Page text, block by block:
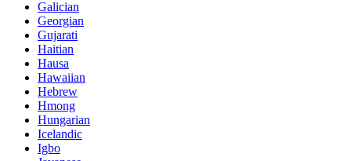
Galician
Georgian
Gujarati
Haitian
Hausa
Hawaiian
Hebrew
Hmong
Hungarian
Icelandic
Igbo